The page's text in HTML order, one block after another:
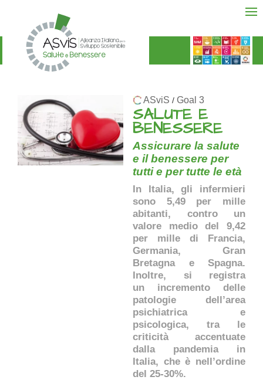
ASviS / Goal 3
SALUTE E
BENESSERE
Assicurare la salute
e il benessere per
tutti e per tutte le età
In Italia, gli infermieri
sono 5,49 per mille
abitanti, contro un
valore medio del 9,42
per mille di Francia,
Germania, Gran
Bretagna e Spagna.
Inoltre, si registra
un incremento delle
patologie dell’area
psichiatrica e
psicologica, tra le
criticità accentuate
dalla pandemia in
Italia, che è nell’ordine
del 25-30%.